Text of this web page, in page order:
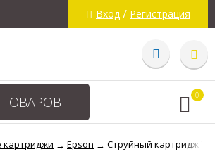
Вход / Регистрация
ТОВАРОВ 0
картриджи → Epson → Струйный картридж T2